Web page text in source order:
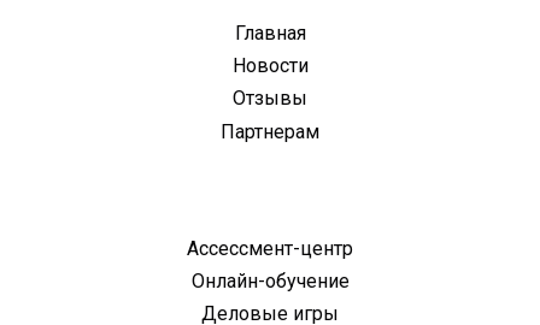
Главная
Новости
Отзывы
Партнерам
Ассессмент-центр
Онлайн-обучение
Деловые игры